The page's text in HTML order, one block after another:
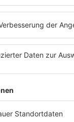
LIVE
zur sunshine live App